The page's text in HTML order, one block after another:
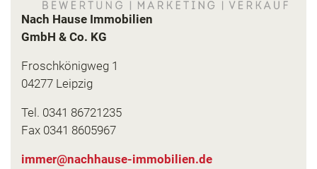
Nach Hause Immobilien
GmbH & Co. KG
Froschkönigweg 1
04277 Leipzig
Tel. 0341 86721235
Fax 0341 8605967